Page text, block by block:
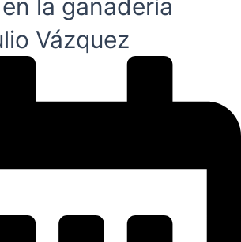
la ganadería
Vázquez